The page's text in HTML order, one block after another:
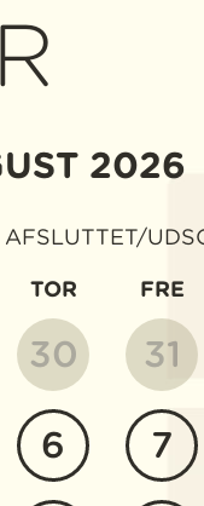
2026
AFSLUTTET/
TOR FRE
30 31
6 7